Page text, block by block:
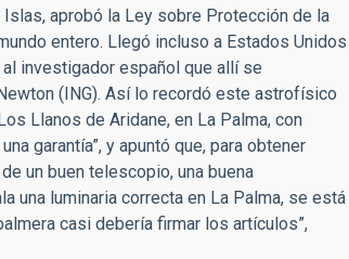
aprobó la Ley sobre Protección de la
entero. Llegó incluso a Estados Unidos
investigador español que allí se
(ING). Así lo recordó este astrofísico
Llanos de Aridane, en La Palma, con
garantía”, y apuntó que, para obtener
un buen telescopio, una buena
una luminaria correcta en La Palma, se está
casi debería firmar los artículos”,